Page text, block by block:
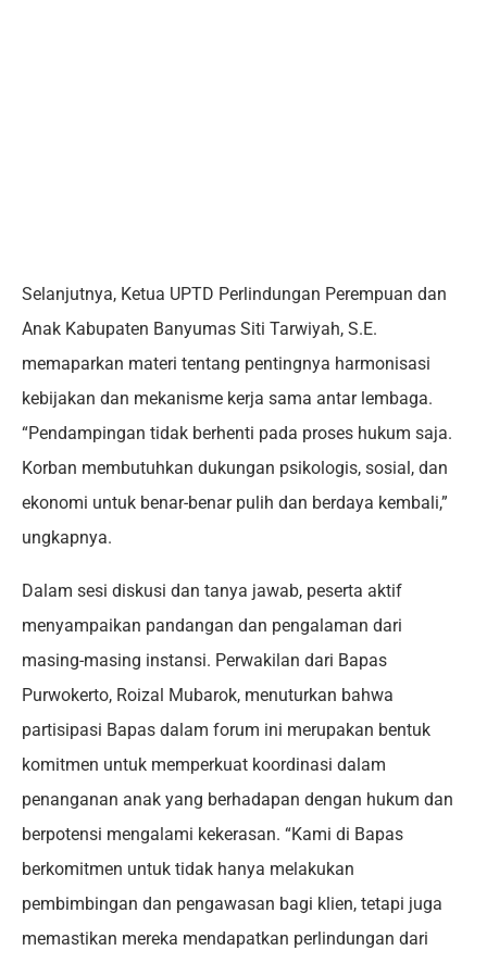
Selanjutnya, Ketua UPTD Perlindungan Perempuan dan
Anak Kabupaten Banyumas Siti Tarwiyah, S.E.
memaparkan materi tentang pentingnya harmonisasi
kebijakan dan mekanisme kerja sama antar lembaga.
“Pendampingan tidak berhenti pada proses hukum saja.
Korban membutuhkan dukungan psikologis, sosial, dan
ekonomi untuk benar-benar pulih dan berdaya kembali,”
ungkapnya.
Dalam sesi diskusi dan tanya jawab, peserta aktif
menyampaikan pandangan dan pengalaman dari
masing-masing instansi. Perwakilan dari Bapas
Purwokerto, Roizal Mubarok, menuturkan bahwa
partisipasi Bapas dalam forum ini merupakan bentuk
komitmen untuk memperkuat koordinasi dalam
penanganan anak yang berhadapan dengan hukum dan
berpotensi mengalami kekerasan. “Kami di Bapas
berkomitmen untuk tidak hanya melakukan
pembimbingan dan pengawasan bagi klien, tetapi juga
memastikan mereka mendapatkan perlindungan dari